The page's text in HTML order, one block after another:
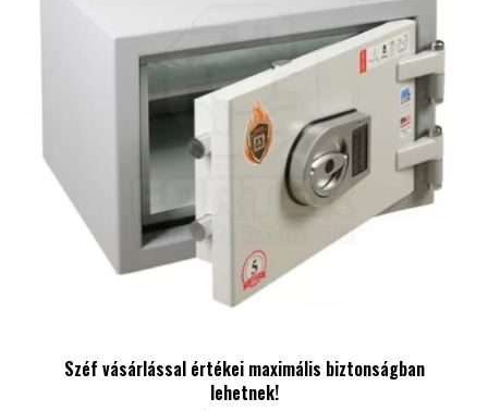
Széf vásárlással értékei maximális biztonságban
lehetnek!